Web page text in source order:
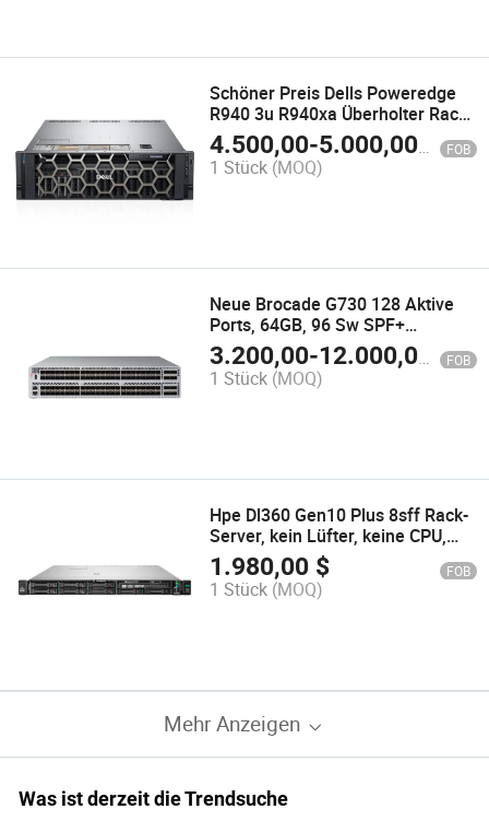
Schöner Preis Dells Poweredge
R940 3u R940xa Überholter Rack-
Server
4.500,00-5.000,00$ FOB
1 Stück (MOQ)
Neue Brocade G730 128 Aktive
Ports, 64GB, 96 Sw SPF+
Transceiver Ent. Bundle und
integrierte Routing
3.200,00-12.000,00 $FOB
1 Stück (MOQ)
Hpe Dl360 Gen10 Plus 8sff Rack-
Server, kein Lüfter, keine CPU,
keine Karte, kein Netzteil,
brandneue leere Maschine auf
Lager
1.980,00 $ FOB
1 Stück (MOQ)
Mehr Anzeigen
Was ist derzeit die Trendsuche